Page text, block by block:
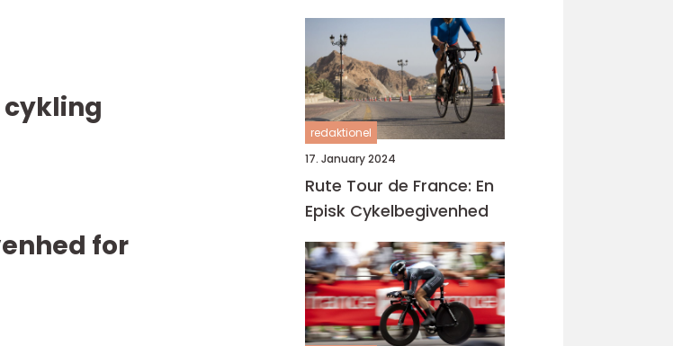
cykling
for
Overview of the Iconic
Cycling Race
redaktionel
17. January 2024
Rute Tour de France: En
Episk Cykelbegivenhed